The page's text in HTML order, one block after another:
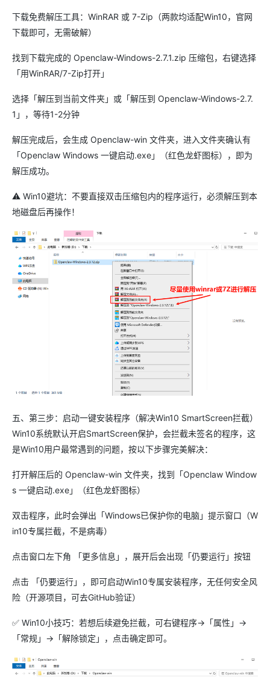
下载免费解压工具：WinRAR 或 7-Zip（两款均适配Win10，官网
下载即可，无需破解）
找到下载完成的 Openclaw-Windows-2.7.1.zip 压缩包，右键选择
「用WinRAR/7-Zip打开」
选择「解压到当前文件夹」或「解压到 Openclaw-Windows-2.7.
1」，等待1-2分钟
解压完成后，会生成 Openclaw-win 文件夹，进入文件夹确认有
「Openclaw Windows 一键启动.exe」（红色龙虾图标），即为
解压成功。
⚠️ Win10避坑：不要直接双击压缩包内的程序运行，必须解压到本
地磁盘后再操作！
五、第三步：启动一键安装程序（解决Win10 SmartScreen拦截）
Win10系统默认开启SmartScreen保护，会拦截未签名的程序，这
是Win10用户最常遇到的问题，按以下步骤完美解决：
打开解压后的 Openclaw-win 文件夹，找到「Openclaw Window
s 一键启动.exe」（红色龙虾图标）
双击程序，此时会弹出「Windows已保护你的电脑」提示窗口（W
in10专属拦截，不是病毒）
点击窗口左下角 「更多信息」，展开后会出现「仍要运行」按钮
点击 「仍要运行」，即可启动Win10专属安装程序，无任何安全风
险（开源项目，可去GitHub验证）
✅ Win10小技巧：若想后续避免拦截，可右键程序→「属性」→
「常规」→「解除锁定」，点击确定即可。